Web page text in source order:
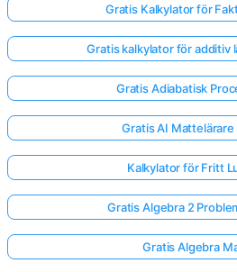
Gratis Kalkylator för
Gratis kalkylator för additiv
Gratis Adiabatisk
Gratis AI
Kalkylator för Fritt
Gratis Algebra 2
Gratis Algebra